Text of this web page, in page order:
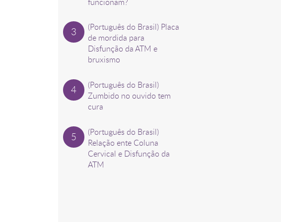
(Português do Brasil) Placa
de mordida para
Disfunção da ATM e
bruxismo
(Português do Brasil)
Zumbido no ouvido tem
cura
(Português do Brasil)
Relação ente Coluna
Cervical e Disfunção da
ATM